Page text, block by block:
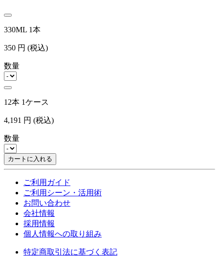
330ML 1本
350 円 (税込)
数量
12本 1ケース
4,191 円 (税込)
数量
カートに入れる
ご利用ガイド
ご利用シーン・活用術
お問い合わせ
会社情報
採用情報
個人情報への取り組み
特定商取引法に基づく表記